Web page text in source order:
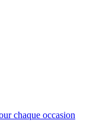
chaque occasion